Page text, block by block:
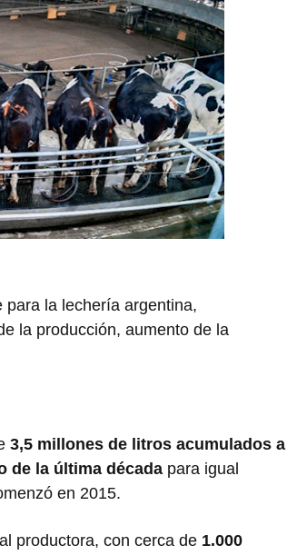
para la lechería argentina,
la producción, aumento de la
3,5 millones de litros acumulados a
de la última década para igual
en 2015.
productora, con cerca de 1.000